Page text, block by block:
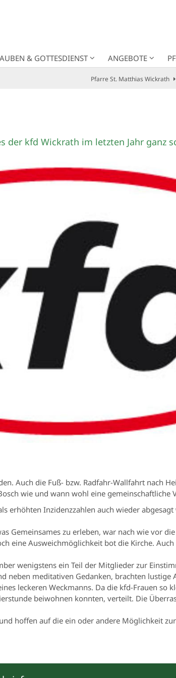
& GOTTESDIENST ANGEBOTE
Pfarre St. Matthias Wickrath
der kfd Wickrath im letzten Jahr ganz
Auch die Fuß- bzw. Radfahr-Wallfahrt nach
wie und wann wohl eine
erhöhten Inzidenzzahlen auch wieder
Gemeinsames zu erleben, war nach wie vor
eine Ausweichmöglichkeit bot die Kirche.
wenigstens ein Teil der Mitglieder zur
neben meditativen Gedanken, brachten lustige
leckeren Weckmanns. Da die kfd-Frauen so
beiwohnen konnten, verteilt. Die
hoffen auf die ein oder andere Möglichkeit